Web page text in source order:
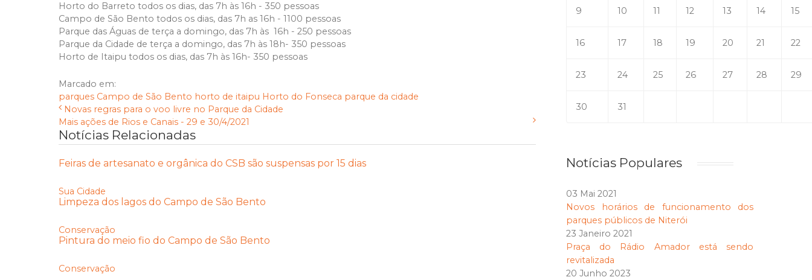
Horto do Barreto todos os dias, das 7h às 16h - 350 pessoas
Campo de São Bento todos os dias, das 7h as 16h - 1100 pessoas
Parque das Águas de terça a domingo, das 7h às 16h - 250 pessoas
Parque da Cidade de terça a domingo, das 7h às 18h- 350 pessoas
Horto de Itaipu todos os dias, das 7h às 16h- 350 pessoas
Marcado em:
parques Campo de São Bento horto de itaipu Horto do Fonseca parque da cidade
Novas regras para o voo livre no Parque da Cidade
Mais ações de Rios e Canais - 29 e 30/4/2021
Notícias Relacionadas
Feiras de artesanato e orgânica do CSB são suspensas por 15 dias
Sua Cidade
Limpeza dos lagos do Campo de São Bento
Conservação
Pintura do meio fio do Campo de São Bento
Conservação
9 10 11 12 13 14 15
16 17 18 19 20 21 22
23 24 25 26 27 28 29
30 31
Notícias Populares
03 Mai 2021
Novos horários de funcionamento dos
parques públicos de Niterói
23 Janeiro 2021
Praça do Rádio Amador está sendo
revitalizada
20 Junho 2023